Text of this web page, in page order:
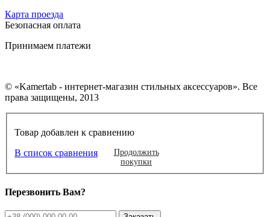
Карта проезда
Безопасная оплата
Принимаем платежи
© «Kamertab - интернет-магазин стильных аксессуаров». Все
права защищены, 2013
Товар добавлен к сравнению
В список сравнения
Продолжить
покупки
Перезвонить Вам?